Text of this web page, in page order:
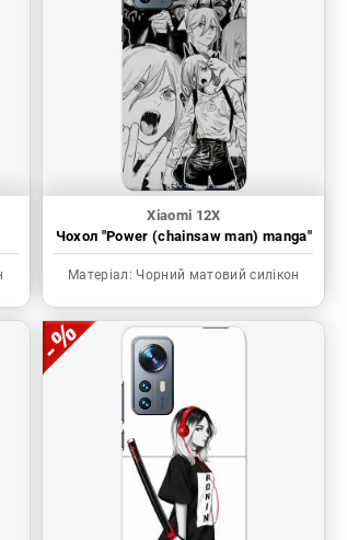
Xiaomi 12X
Чохол "Power (chainsaw man) manga"
Матеріал: Чорний матовий силікон